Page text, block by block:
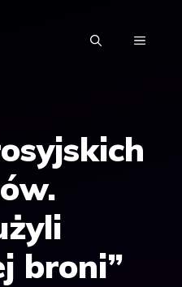
MENU
broni”